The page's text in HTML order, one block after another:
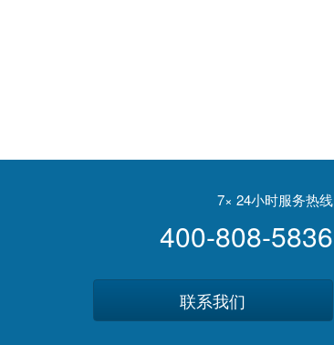
7× 24小时服务热线
400-808-5836
联系我们